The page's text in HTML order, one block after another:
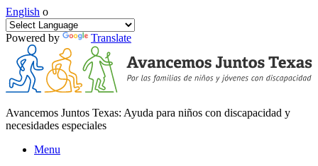
English o
Powered by Translate
Avancemos Juntos Texas: Ayuda para niños con discapacidad y
necesidades especiales
Menu